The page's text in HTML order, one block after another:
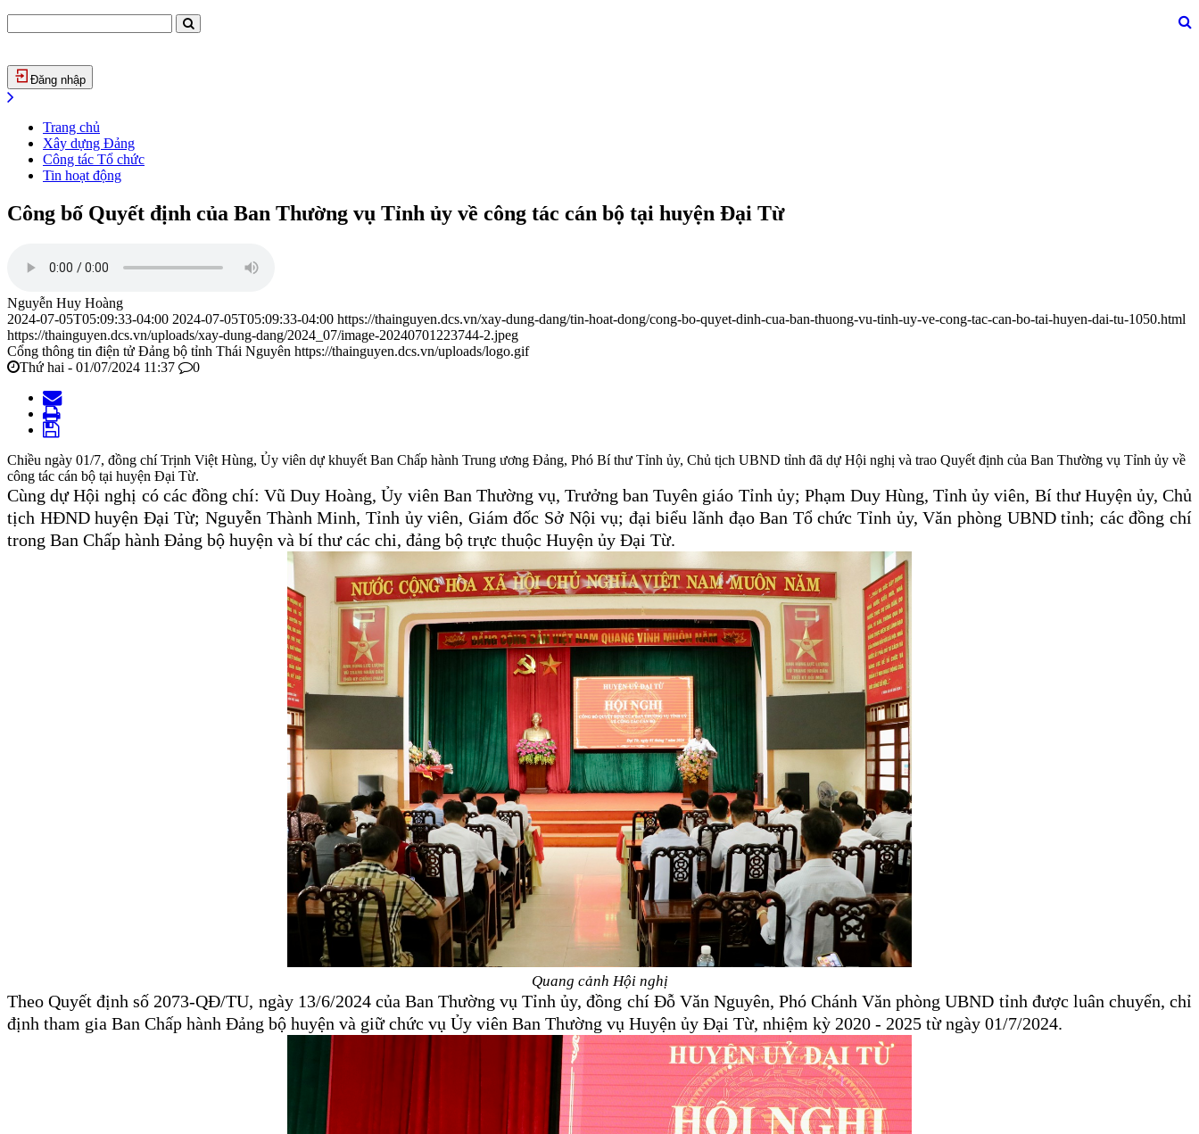
Đăng nhập
Trang chủ
Xây dựng Đảng
Công tác Tổ chức
Tin hoạt động
Công bố Quyết định của Ban Thường vụ Tỉnh ủy về công tác cán bộ tại huyện Đại Từ
Nguyễn Huy Hoàng
2024-07-05T05:09:33-04:00 2024-07-05T05:09:33-04:00 https://thainguyen.dcs.vn/xay-dung-dang/tin-hoat-dong/cong-bo-quyet-dinh-cua-ban-thuong-vu-tinh-uy-ve-cong-tac-can-bo-tai-huyen-dai-tu-1050.html
https://thainguyen.dcs.vn/uploads/xay-dung-dang/2024_07/image-20240701223744-2.jpeg
Cổng thông tin điện tử Đảng bộ tỉnh Thái Nguyên https://thainguyen.dcs.vn/uploads/logo.gif
Thứ hai - 01/07/2024 11:37
0
Chiều ngày 01/7, đồng chí Trịnh Việt Hùng, Ủy viên dự khuyết Ban Chấp hành Trung ương Đảng, Phó Bí thư Tỉnh ủy, Chủ tịch UBND tỉnh đã dự Hội nghị và trao Quyết định của Ban Thường vụ Tỉnh ủy về
công tác cán bộ tại huyện Đại Từ.
Cùng dự Hội nghị có các đồng chí: Vũ Duy Hoàng, Ủy viên Ban Thường vụ, Trưởng ban Tuyên giáo Tỉnh ủy; Phạm Duy Hùng, Tỉnh ủy viên, Bí thư Huyện ủy, Chủ
tịch HĐND huyện Đại Từ; Nguyễn Thành Minh, Tỉnh ủy viên, Giám đốc Sở Nội vụ; đại biểu lãnh đạo Ban Tổ chức Tỉnh ủy, Văn phòng UBND tỉnh; các đồng chí
trong Ban Chấp hành Đảng bộ huyện và bí thư các chi, đảng bộ trực thuộc Huyện ủy Đại Từ.
Quang cảnh Hội nghị
Theo Quyết định số 2073-QĐ/TU, ngày 13/6/2024 của Ban Thường vụ Tỉnh ủy, đồng chí Đỗ Văn Nguyên, Phó Chánh Văn phòng UBND tỉnh được luân chuyển, chỉ
định tham gia Ban Chấp hành Đảng bộ huyện và giữ chức vụ Ủy viên Ban Thường vụ Huyện ủy Đại Từ, nhiệm kỳ 2020 - 2025 từ ngày 01/7/2024.